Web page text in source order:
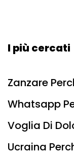
I più cercati
Zanzare
Whatsapp
Voglia Di
Ucraina